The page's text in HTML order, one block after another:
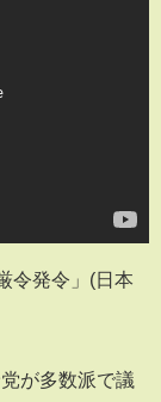
令発令」(日本
が多数派で議